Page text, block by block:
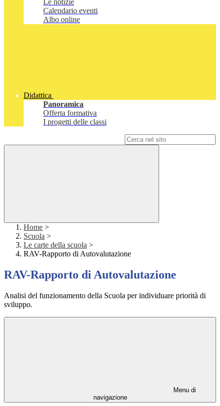
Le notizie
Calendario eventi
Albo online
Didattica
Panoramica
Offerta formativa
I progetti delle classi
Home >
Scuola >
Le carte della scuola >
RAV-Rapporto di Autovalutazione
RAV-Rapporto di Autovalutazione
Analisi del funzionamento della Scuola per individuare priorità di
sviluppo.
Menu di
navigazione